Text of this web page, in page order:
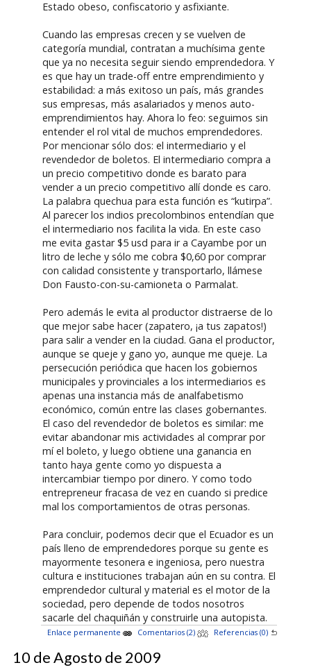
Estado obeso, confiscatorio y asfixiante.
Cuando las empresas crecen y se vuelven de
categoría mundial, contratan a muchísima gente
que ya no necesita seguir siendo emprendedora. Y
es que hay un trade-off entre emprendimiento y
estabilidad: a más exitoso un país, más grandes
sus empresas, más asalariados y menos auto-
emprendimientos hay. Ahora lo feo: seguimos sin
entender el rol vital de muchos emprendedores.
Por mencionar sólo dos: el intermediario y el
revendedor de boletos. El intermediario compra a
un precio competitivo donde es barato para
vender a un precio competitivo allí donde es caro.
La palabra quechua para esta función es “kutirpa”.
Al parecer los indios precolombinos entendían que
el intermediario nos facilita la vida. En este caso
me evita gastar $5 usd para ir a Cayambe por un
litro de leche y sólo me cobra $0,60 por comprar
con calidad consistente y transportarlo, llámese
Don Fausto-con-su-camioneta o Parmalat.
Pero además le evita al productor distraerse de lo
que mejor sabe hacer (zapatero, ¡a tus zapatos!)
para salir a vender en la ciudad. Gana el productor,
aunque se queje y gano yo, aunque me queje. La
persecución periódica que hacen los gobiernos
municipales y provinciales a los intermediarios es
apenas una instancia más de analfabetismo
económico, común entre las clases gobernantes.
El caso del revendedor de boletos es similar: me
evitar abandonar mis actividades al comprar por
mí el boleto, y luego obtiene una ganancia en
tanto haya gente como yo dispuesta a
intercambiar tiempo por dinero. Y como todo
entrepreneur fracasa de vez en cuando si predice
mal los comportamientos de otras personas.
Para concluir, podemos decir que el Ecuador es un
país lleno de emprendedores porque su gente es
mayormente tesonera e ingeniosa, pero nuestra
cultura e instituciones trabajan aún en su contra. El
emprendedor cultural y material es el motor de la
sociedad, pero depende de todos nosotros
sacarle del chaquiñán y construirle una autopista.
Enlace permanente Comentarios (2) Referencias (0)
10 de Agosto de 2009